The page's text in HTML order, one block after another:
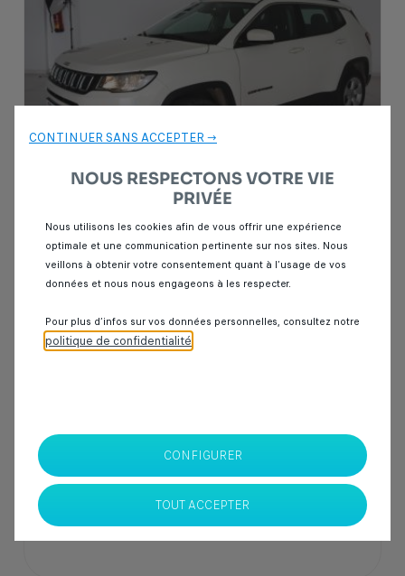
Jeep Compass
2.2 CRD 163 LIMITED 4X4
SPOTICAR Italcar BOUSKOURA
Casablanca
CONTINUER SANS ACCEPTER →
NOUS RESPECTONS VOTRE VIE
PRIVÉE
Nous utilisons les cookies afin de vous offrir une expérience
optimale et une communication pertinente sur nos sites. Nous
veillons à obtenir votre consentement quant à l’usage de vos
données et nous nous engageons à les respecter.
Pour plus d’infos sur vos données personnelles, consultez notre
politique de confidentialité
CONFIGURER
TOUT ACCEPTER